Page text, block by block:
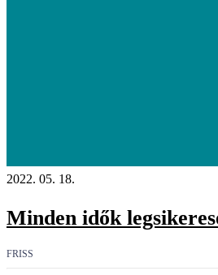
2022. 05. 18.
Minden idők
FRISS